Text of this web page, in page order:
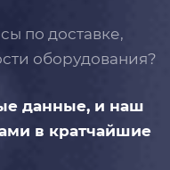
по доставке,
оборудования?
данные, и наш
в кратчайшие